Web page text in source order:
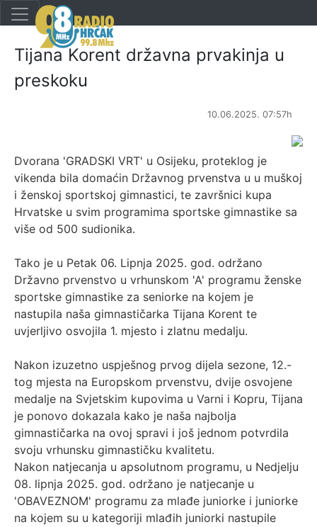
Tijana Korent državna prvakinja u
preskoku
10.06.2025. 07:57h
Dvorana 'GRADSKI VRT' u Osijeku, proteklog je
vikenda bila domaćin Državnog prvenstva u u muškoj
i ženskoj sportskoj gimnastici, te završnici kupa
Hrvatske u svim programima sportske gimnastike sa
više od 500 sudionika.
Tako je u Petak 06. Lipnja 2025. god. održano
Državno prvenstvo u vrhunskom 'A' programu ženske
sportske gimnastike za seniorke na kojem je
nastupila naša gimnastičarka Tijana Korent te
uvjerljivo osvojila 1. mjesto i zlatnu medalju.
Nakon izuzetno uspješnog prvog dijela sezone, 12.-
tog mjesta na Europskom prvenstvu, dvije osvojene
medalje na Svjetskim kupovima u Varni i Kopru, Tijana
je ponovo dokazala kako je naša najbolja
gimnastičarka na ovoj spravi i još jednom potvrdila
svoju vrhunsku gimnastičku kvalitetu.
Nakon natjecanja u apsolutnom programu, u Nedjelju
08. lipnja 2025. god. održano je natjecanje u
'OBAVEZNOM' programu za mlađe juniorke i juniorke
na kojem su u kategoriji mlađih juniorki nastupile